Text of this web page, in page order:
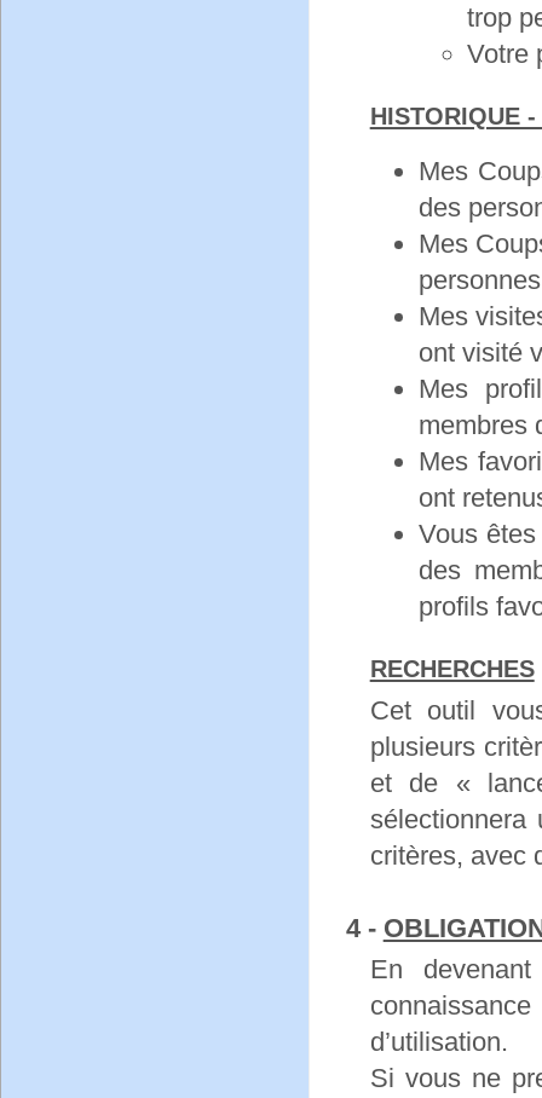
trop
Votre
HISTORIQUE -
Mes
des
Mes
Mes
ont visité
Mes
membres
Mes
ont
Vous
des
profils
RECHERCHES
Cet outil
plusieurs
et de «
sélectionnera
critères, avec
4 -
En
d’utilisation.
Si vous ne